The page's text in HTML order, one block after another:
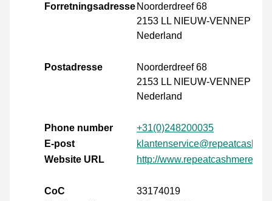
Forretningsadresse Noorderdreef 68
2153 LL NIEUW-VENNEP
Nederland
Postadresse
Noorderdreef 68
2153 LL NIEUW-VENNEP
Nederland
Phone number
+31(0)248200035
E-post
Website URL
http://
CoC
33174019